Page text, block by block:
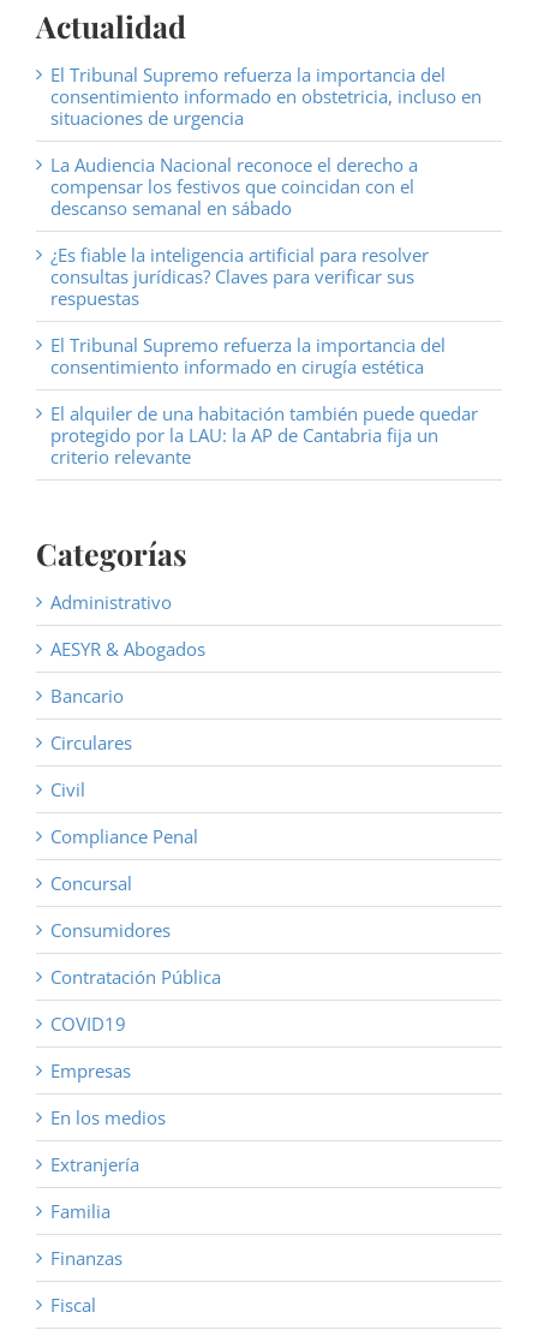
Actualidad
El Tribunal Supremo refuerza la importancia del
consentimiento informado en obstetricia, incluso en
situaciones de urgencia
La Audiencia Nacional reconoce el derecho a
compensar los festivos que coincidan con el
descanso semanal en sábado
¿Es fiable la inteligencia artificial para resolver
consultas jurídicas? Claves para verificar sus
respuestas
El Tribunal Supremo refuerza la importancia del
consentimiento informado en cirugía estética
El alquiler de una habitación también puede quedar
protegido por la LAU: la AP de Cantabria fija un
criterio relevante
Categorías
Administrativo
AESYR & Abogados
Bancario
Circulares
Civil
Compliance Penal
Concursal
Consumidores
Contratación Pública
COVID19
Empresas
En los medios
Extranjería
Familia
Finanzas
Fiscal